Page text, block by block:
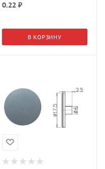
0.22₽
В КОРЗИНУ